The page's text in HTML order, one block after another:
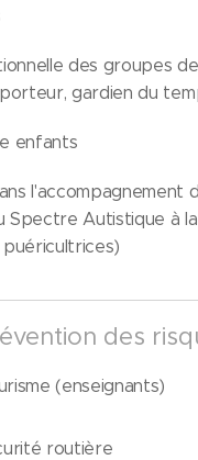
des groupes
gardien du
enfants
l'accompagnement
Spectre Autistique à
des
(enseignants)
routière